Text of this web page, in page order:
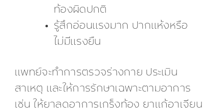
ท้องผิดปกติ
รู้สึกอ่อนแรงมาก ปากแห้งหรือ
ไม่มีแรงยืน
แพทย์จะทำการตรวจร่างกาย ประเมิน
สาเหตุ และให้การรักษาเฉพาะตามอาการ
เช่น ให้ยาลดอาการเกร็งท้อง ยาแก้อาเจียน